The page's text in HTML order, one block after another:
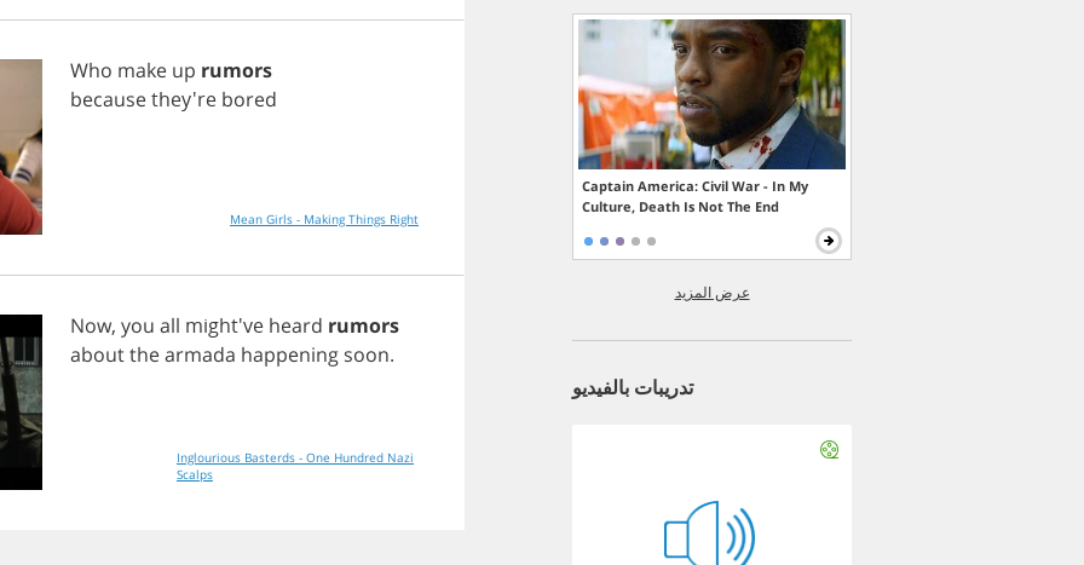
Who make up rumors
becausethey're bored
Mean Girls - Making Things Right
Now, you all might've heard rumors
aboutthearmada happening soon.
Inglourious Basterds - One Hundred Nazi
Scalps
Captain America: Civil War - In My
Culture, Death Is Not The End
عرض المزيد
تدريبات بالفيديو